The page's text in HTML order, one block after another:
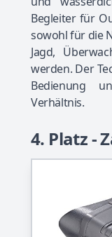
Begleiter für
sowohl für die
Jagd,
werden. Der
Bedienung
Verhältnis.
4. Platz -